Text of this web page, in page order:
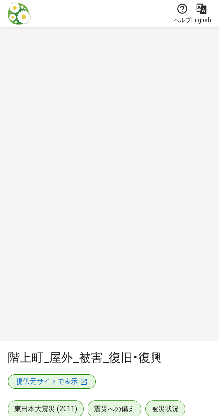
本文に飛ぶ
ヘルプEnglish
階上町_屋外_被害_復旧・復興
提供元サイトで表示
東日本大震災 (2011) 震災への備え 被災状況